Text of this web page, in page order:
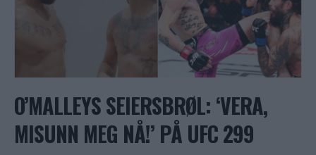
O’MALLEYS SEIERSBRØL: ‘VERA,
MISUNN MEG NÅ!’ PÅ UFC 299